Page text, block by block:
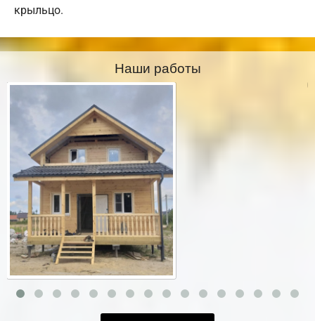
крыльцо.
Наши работы